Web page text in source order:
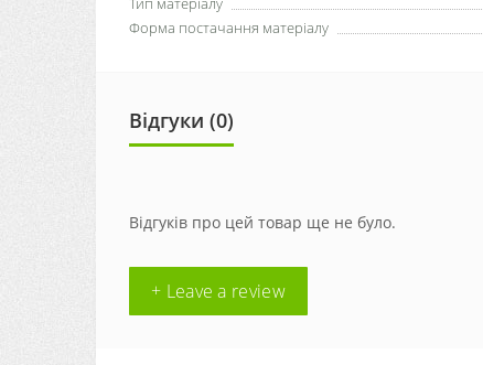
Форма постачання матеріалу
Відгуки (0)
Відгуків про цей товар ще не було.
+ Leave a review